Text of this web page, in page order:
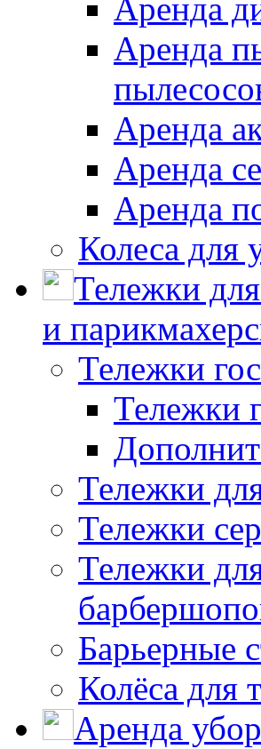
Аренда
Аренда
Аренда
Аренда
Аренда
Колеса
Тележки
и
Тележки
Тележки
Тележки
Тележки
Тележки
Барьерные
Колёса для
Аренда